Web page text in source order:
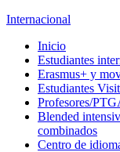
Internacional
Inicio
Estudiantes
Erasmus+ y
Estudiantes
Profesores/
Blended
combinados
Centro de